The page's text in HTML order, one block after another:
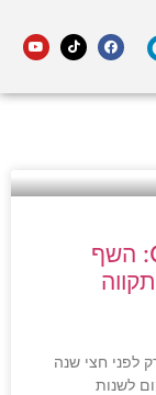
קפה מרגו IN, בראסרי 22 OUT: השף
לפני חצי שנה
לשנות